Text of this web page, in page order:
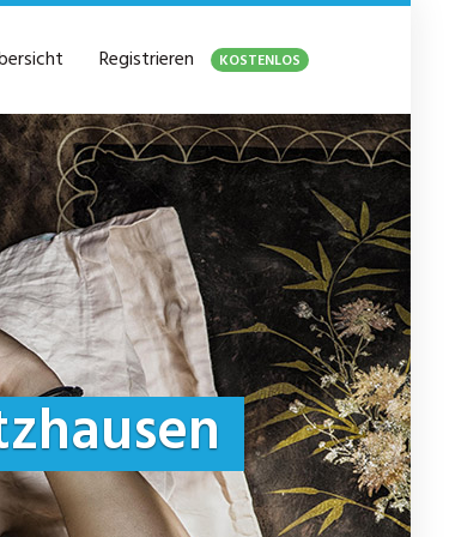
Registrieren KOSTENLOS